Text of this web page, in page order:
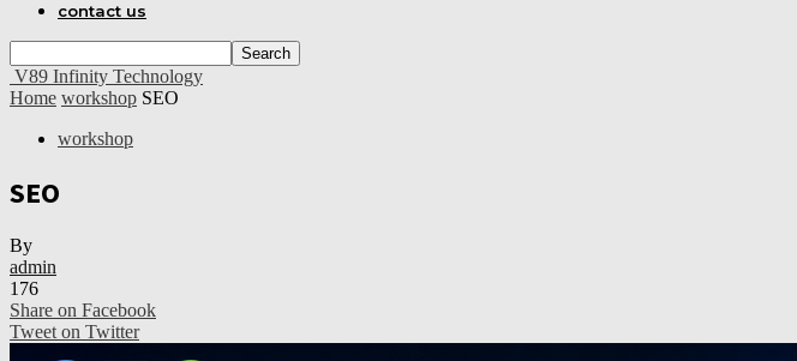
contact us
V89 Infinity Technology
Home workshop SEO
workshop
SEO
By
admin
176
Share on Facebook
Tweet on Twitter